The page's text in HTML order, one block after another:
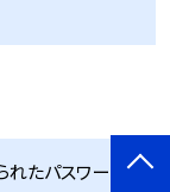
たパスワード